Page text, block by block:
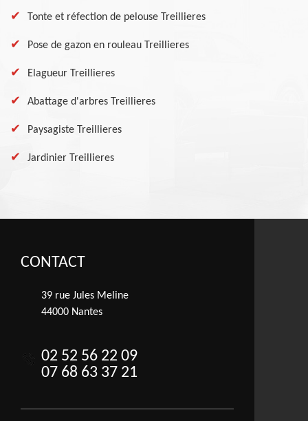
Tonte et réfection de pelouse Treillieres
Pose de gazon en rouleau Treillieres
Elagueur Treillieres
Abattage d'arbres Treillieres
Paysagiste Treillieres
Jardinier Treillieres
CONTACT
39 rue Jules Meline
44000 Nantes
02 52 56 22 09
07 68 63 37 21